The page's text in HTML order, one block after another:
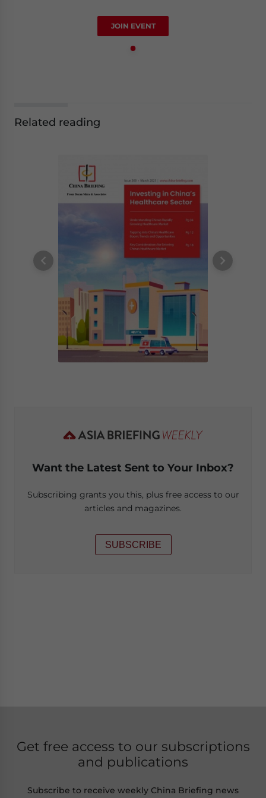
JOIN EVENT
Related reading
Want the Latest Sent to Your Inbox?
Subscribing grants you this, plus free access to our
articles and magazines.
SUBSCRIBE
Get free access to our subscriptions
and publications
Subscribe to receive weekly China Briefing news